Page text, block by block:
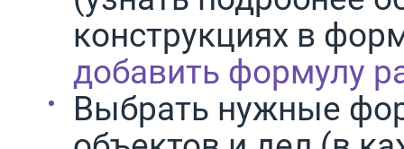
конструкциях в
добавить формулу
Выбрать нужные